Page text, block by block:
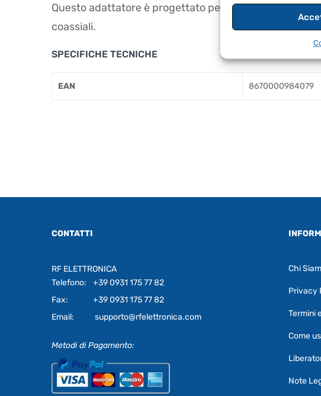
Questo adattatore è progettato per consentire
coassiali.
SPECIFICHE TECNICHE
EAN 8670000984079
CONTATTI
RF ELETTRONICA
Telefono:
+39 0931 175 77 82
Fax:
+39 0931 175 77 82
Email:
supporto@rfelettronica.com
Metodi di Pagamento:
Chi
Privacy
Termini
Come
Note